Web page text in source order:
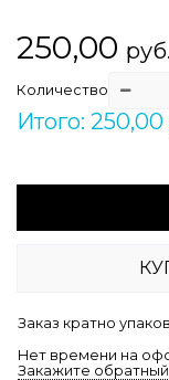
250,00
Количество
Итого: 250,00
Заказ кратно
Нет времени на
Закажите